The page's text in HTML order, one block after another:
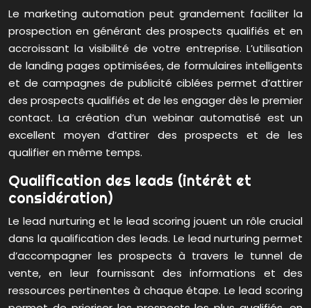
Le marketing automation peut grandement faciliter la
prospection en générant des prospects qualifiés et en
accroissant la visibilité de votre entreprise. L’utilisation
de landing pages optimisées, de formulaires intelligents
et de campagnes de publicité ciblées permet d’attirer
des prospects qualifiés et de les engager dès le premier
contact. La création d’un webinar automatisé est un
excellent moyen d’attirer des prospects et de les
qualifier en même temps.
Qualification des leads (intérêt et
considération)
Le lead nurturing et le lead scoring jouent un rôle crucial
dans la qualification des leads. Le lead nurturing permet
d’accompagner les prospects à travers le tunnel de
vente, en leur fournissant des informations et des
ressources pertinentes à chaque étape. Le lead scoring